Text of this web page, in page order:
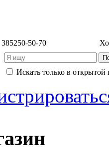
385250-50-70
Искать только в открытой